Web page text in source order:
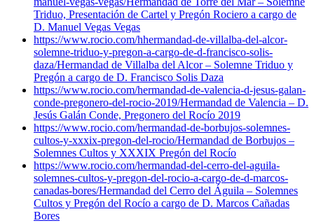
Triduo, Presentación de Cartel y Pregón Rociero a cargo de
D. Manuel Vegas Vegas
https://www.rocio.com/hhermandad-de-villalba-del-alcor-
solemne-triduo-y-pregon-a-cargo-de-d-francisco-solis-
daza/Hermandad de Villalba del Alcor – Solemne Triduo y
Pregón a cargo de D. Francisco Solis Daza
https://www.rocio.com/hermandad-de-valencia-d-jesus-galan-
conde-pregonero-del-rocio-2019/Hermandad de Valencia – D.
Jesús Galán Conde, Pregonero del Rocío 2019
https://www.rocio.com/hermandad-de-borbujos-solemnes-
cultos-y-xxxix-pregon-del-rocio/Hermandad de Borbujos –
Solemnes Cultos y XXXIX Pregón del Rocío
https://www.rocio.com/hermandad-del-cerro-del-aguila-
solemnes-cultos-y-pregon-del-rocio-a-cargo-de-d-marcos-
canadas-bores/Hermandad del Cerro del Águila – Solemnes
Cultos y Pregón del Rocío a cargo de D. Marcos Cañadas
Bores